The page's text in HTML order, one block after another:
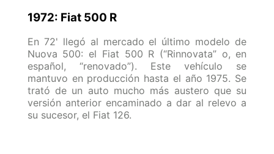
1972: Fiat 500 R
En 72' llegó al mercado el último modelo de
Nuova 500: el Fiat 500 R (“Rinnovata” o, en
español, “renovado”). Este vehículo se
mantuvo en producción hasta el año 1975. Se
trató de un auto mucho más austero que su
versión anterior encaminado a dar al relevo a
su sucesor, el Fiat 126.